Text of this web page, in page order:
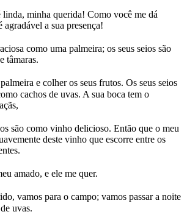
linda, minha querida! Como você me dá
agradável a sua presença!
como uma palmeira; os seus seios são
tâmaras.
e colher os seus frutos. Os seus seios
cachos de uvas. A sua boca tem o
são como vinho delicioso. Então que o meu
deste vinho que escorre entre os
amado, e ele me quer.
vamos para o campo; vamos passar a noite
uvas.